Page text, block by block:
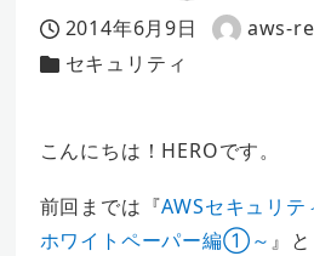
投稿日
2014年6月9日
著
aws-
カテゴリー
セキュリティ
こんにちは！HEROです。
前回までは『AWSセキュリテ
ホワイトペーパー編①～』